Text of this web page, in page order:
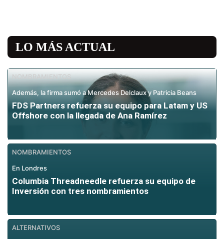
LO MÁS ACTUAL
NOMBRAMIENTOS
Además, la firma sumó a Mercedes Delclaux y Patricia Beans
FDS Partners refuerza su equipo para Latam y US
Offshore con la llegada de Ana Ramírez
NOMBRAMIENTOS
En Londres
Columbia Threadneedle refuerza su equipo de
Inversión con tres nombramientos
ALTERNATIVOS